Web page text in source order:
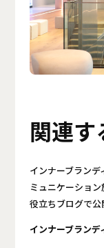
関連
インナーブラン
ミュニケーショ
役立ちブログで公
インナーブラン